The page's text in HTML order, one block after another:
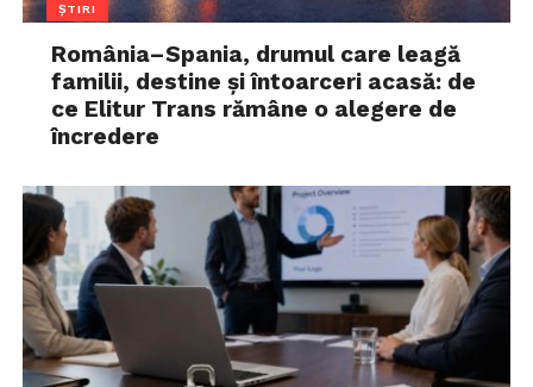
ȘTIRI
România–Spania, drumul care leagă
familii, destine și întoarceri acasă: de
ce Elitur Trans rămâne o alegere de
încredere